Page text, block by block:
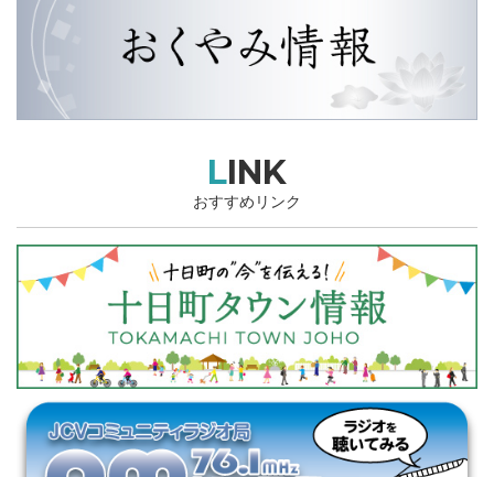
LINK
おすすめリンク